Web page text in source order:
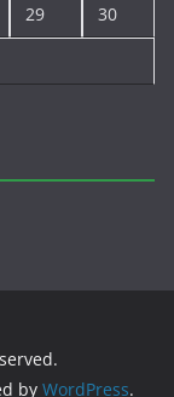
29 30
by WordPress.